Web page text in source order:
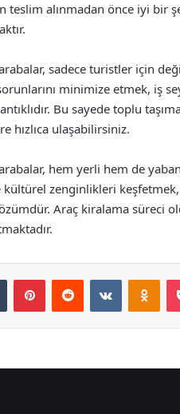
teslim alınmadan önce iyi bir
sadece turistler için
minimize etmek, iş
Bu sayede toplu
hızlıca ulaşabilirsiniz.
hem yerli hem de
kültürel zenginlikleri
Araç kiralama süreci
Tumblr PinterestReddit VKontakte